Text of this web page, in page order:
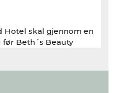
Hotel skal gjennom en
Beth´s Beauty